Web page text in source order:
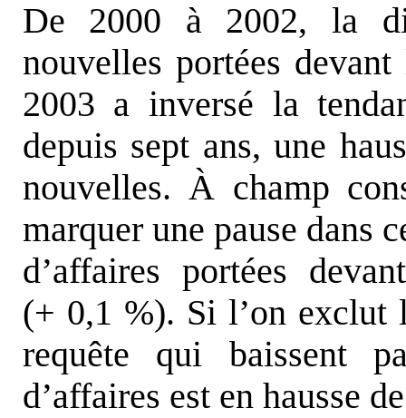
De 2000 à 2002, la
nouvelles portées
2003 a inversé la
depuis sept ans, une
nouvelles. À champ
marquer une pause dans
d’affaires portées
(+ 0,1 %). Si l’on exclut
requête qui baissent
d’affaires est en hausse